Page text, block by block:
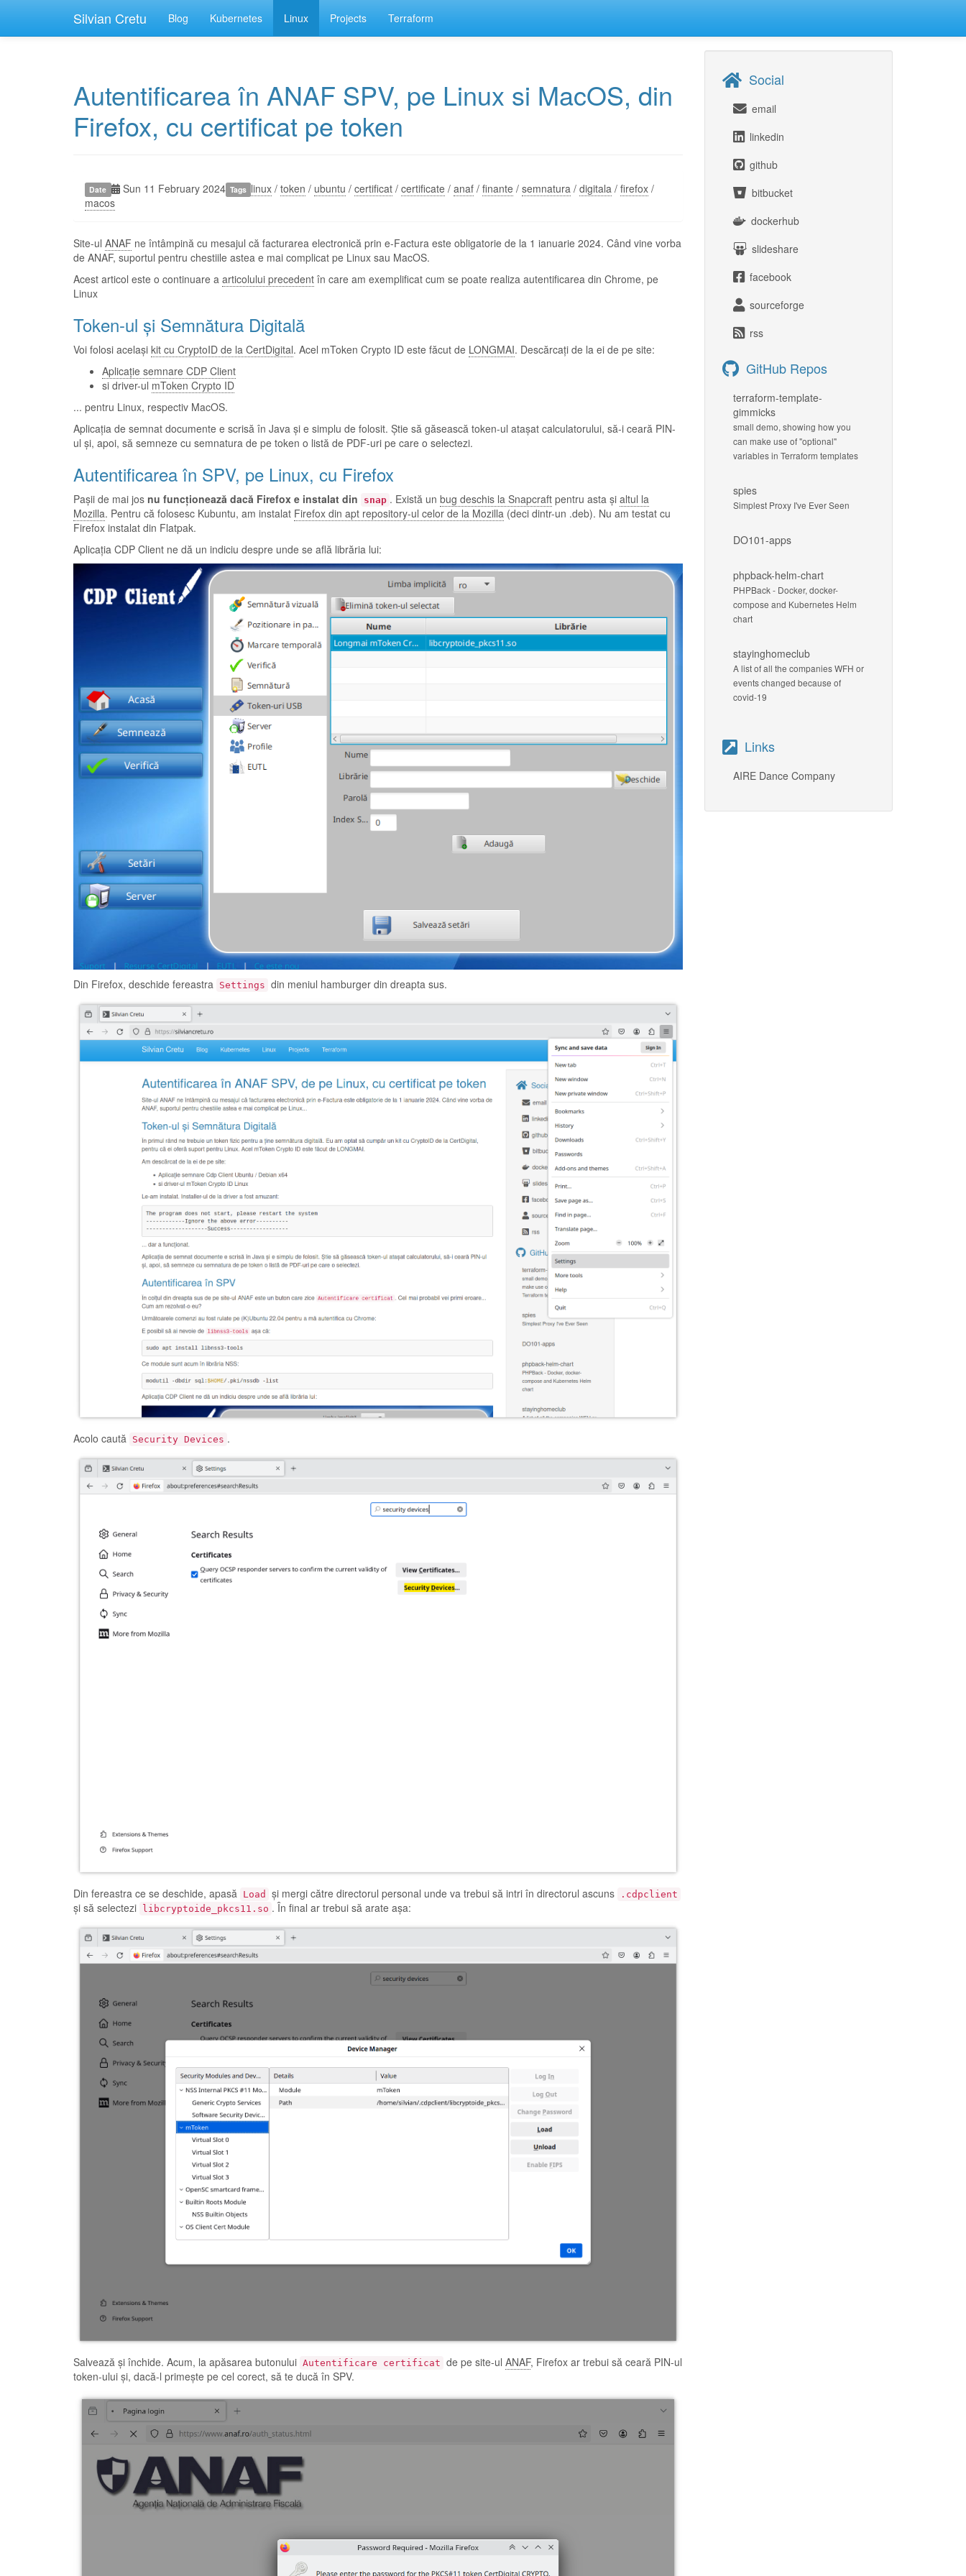
Silvian Cretu Blog Kubernetes Linux Projects Terraform
Autentificarea în ANAF SPV, pe Linux si MacOS, din
Firefox, cu certificat pe token
Date Sun 11 February 2024 Tags linux /token / ubuntu /certificat /certificate /anaf /finante /semnatura /digitala /firefox /
macos
Site-ul ANAF ne întâmpină cu mesajul că facturarea electronică prin e-Factura este obligatorie de la 1 ianuarie 2024. Când vine vorba
de ANAF, suportul pentru chestiile astea e mai complicat pe Linux sau MacOS.
Acest articol este o continuare a articolului precedent în care am exemplificat cum se poate realiza autentificarea din Chrome, pe
Linux
Token-ul și Semnătura Digitală
Voi folosi același kit cu CryptoID de la CertDigital. Acel mToken Crypto ID este făcut de LONGMAI. Descărcați de la ei de pe site:
Aplicație semnare CDP Client
si driver-ul mToken Crypto ID
... pentru Linux, respectiv MacOS.
Aplicația de semnat documente e scrisă în Java și e simplu de folosit. Știe să găsească token-ul atașat calculatorului, să-i ceară PIN-
ul și, apoi, să semneze cu semnatura de pe token o listă de PDF-uri pe care o selectezi.
Autentificarea în SPV, pe Linux, cu Firefox
Pașii de mai jos nu funcționează dacă Firefox e instalat din snap . Există un bug deschis la Snapcraft pentru asta și altul la
Mozilla. Pentru că folosesc Kubuntu, am instalat Firefox din apt repository-ul celor de la Mozilla (deci dintr-un .deb). Nu am testat cu
Firefox instalat din Flatpak.
Aplicația CDP Client ne dă un indiciu despre unde se află librăria lui:
Din Firefox, deschide fereastra Settings din meniul hamburger din dreapta sus.
Acolo caută Security Devices .
Din fereastra ce se deschide, apasă Load și mergi către directorul personal unde va trebui să intri în directorul ascuns .cdpclient
și să selectezi libcryptoide_pkcs11.so . În final ar trebui să arate așa:
Salvează și închide. Acum, la apăsarea butonului Autentificare certificat de pe site-ul ANAF, Firefox ar trebui să ceară PIN-ul
token-ului și, dacă-l primește pe cel corect, să te ducă în SPV.
Social
email
linkedin
github
bitbucket
dockerhub
slideshare
facebook
sourceforge
rss
GitHub Repos
terraform-template-
gimmicks
small demo, showing how you
can make use of "optional"
variables in Terraform templates
spies
Simplest Proxy I've Ever Seen
DO101-apps
phpback-helm-chart
PHPBack - Docker, docker-
compose and Kubernetes Helm
chart
stayinghomeclub
A list of all the companies WFH or
events changed because of
covid-19
Links
AIRE Dance Company